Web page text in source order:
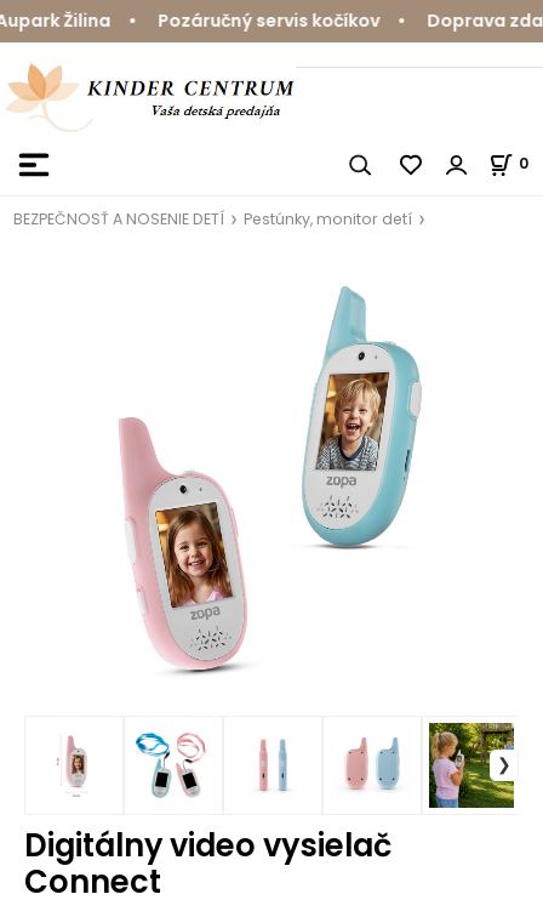
Žilina • Pozáručný servis kočíkov • Doprava
0
BEZPEČNOSŤ A NOSENIE DETÍ Pestúnky, monitor detí
Digitálny video vysielač
Connect